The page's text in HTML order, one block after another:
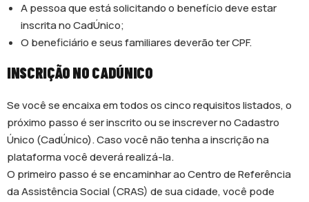
A pessoa que está solicitando o benefício deve estar
inscrita no CadÚnico;
O beneficiário e seus familiares deverão ter CPF.
INSCRIÇÃO NO CADÚNICO
Se você se encaixa em todos os cinco requisitos listados, o
próximo passo é ser inscrito ou se inscrever no Cadastro
Único (CadÚnico). Caso você não tenha a inscrição na
plataforma você deverá realizá-la.
O primeiro passo é se encaminhar ao Centro de Referência
da Assistência Social (CRAS) de sua cidade, você pode